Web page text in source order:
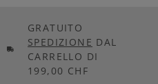
GRATUITO
SPEDIZIONE DAL
CARRELLO DI
199,00 CHF